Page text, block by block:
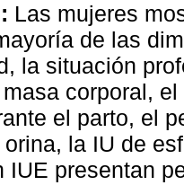
Las mujeres
de las
la situación
corporal,
el parto, el
la IU de
IUE presentan